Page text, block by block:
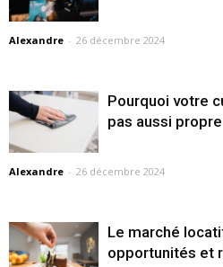
Alexandre - 26 décembre 2024
Pourquoi votre
pas aussi
Alexandre - 26 décembre 2024
Le marché
opportunités et